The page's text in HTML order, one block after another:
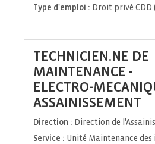
Type d'emploi : Droit privé CDD
TECHNICIEN.NE DE
MAINTENANCE -
ELECTRO-
ASSAINISSEMENT
Direction : Direction de
Service : Unité Maintenance